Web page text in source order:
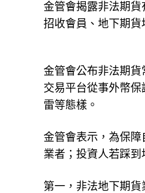
金管會揭露非法期
招收會員、地下期貨
金管會公布非法期
交易平台從事外幣
雷等態樣。
金管會表示，為保
業者；投資人若踩到
第一，非法地下期